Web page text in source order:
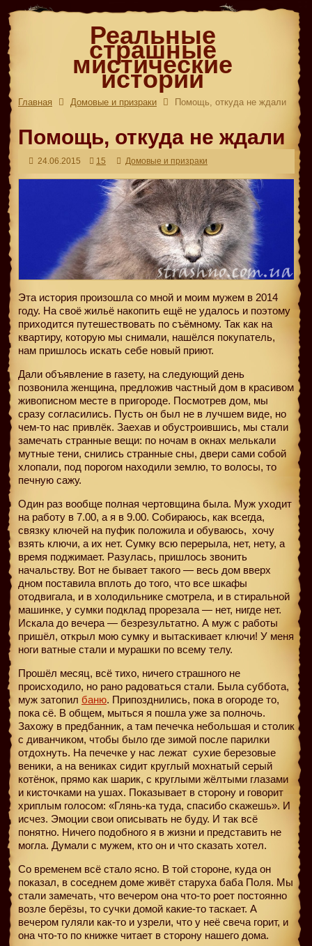
Реальные
страшные
мистические
истории
Главная Домовые и призраки Помощь, откуда не ждали
Помощь, откуда не ждали
24.06.2015 15 Домовые и призраки
Эта история произошла со мной и моим мужем в 2014
году. На своё жильё накопить ещё не удалось и поэтому
приходится путешествовать по съёмному. Так как на
квартиру, которую мы снимали, нашёлся покупатель,
нам пришлось искать себе новый приют.
Дали объявление в газету, на следующий день
позвонила женщина, предложив частный дом в красивом
живописном месте в пригороде. Посмотрев дом, мы
сразу согласились. Пусть он был не в лучшем виде, но
чем-то нас привлёк. Заехав и обустроившись, мы стали
замечать странные вещи: по ночам в окнах мелькали
мутные тени, снились странные сны, двери сами собой
хлопали, под порогом находили землю, то волосы, то
печную сажу.
Один раз вообще полная чертовщина была. Муж уходит
на работу в 7.00, а я в 9.00. Собираюсь, как всегда,
связку ключей на пуфик положила и обуваюсь, хочу
взять ключи, а их нет. Сумку всю перерыла, нет, нету, а
время поджимает. Разулась, пришлось звонить
начальству. Вот не бывает такого — весь дом вверх
дном поставила вплоть до того, что все шкафы
отодвигала, и в холодильнике смотрела, и в стиральной
машинке, у сумки подклад прорезала — нет, нигде нет.
Искала до вечера — безрезультатно. А муж с работы
пришёл, открыл мою сумку и вытаскивает ключи! У меня
ноги ватные стали и мурашки по всему телу.
Прошёл месяц, всё тихо, ничего страшного не
происходило, но рано радоваться стали. Была суббота,
муж затопил баню. Припозднились, пока в огороде то,
пока сё. В общем, мыться я пошла уже за полночь.
Захожу в предбанник, а там печечка небольшая и столик
с диванчиком, чтобы было где зимой после парилки
отдохнуть. На печечке у нас лежат сухие березовые
веники, а на вениках сидит круглый мохнатый серый
котёнок, прямо как шарик, с круглыми жёлтыми глазами
и кисточками на ушах. Показывает в сторону и говорит
хриплым голосом: «Глянь-ка туда, спасибо скажешь». И
исчез. Эмоции свои описывать не буду. И так всё
понятно. Ничего подобного я в жизни и представить не
могла. Думали с мужем, кто он и что сказать хотел.
Со временем всё стало ясно. В той стороне, куда он
показал, в соседнем доме живёт старуха баба Поля. Мы
стали замечать, что вечером она что-то роет постоянно
возле берёзы, то сучки домой какие-то таскает. А
вечером гуляли как-то и узрели, что у неё свеча горит, и
она что-то по книжке читает в сторону нашего дома.